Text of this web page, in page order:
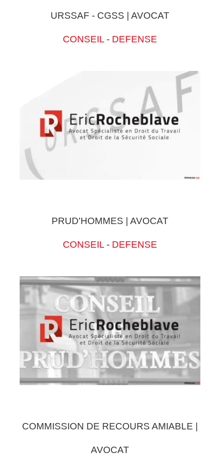
URSSAF - CGSS | AVOCAT
CONSEIL - DEFENSE
PRUD'HOMMES | AVOCAT
CONSEIL - DEFENSE
COMMISSION DE RECOURS AMIABLE |
AVOCAT